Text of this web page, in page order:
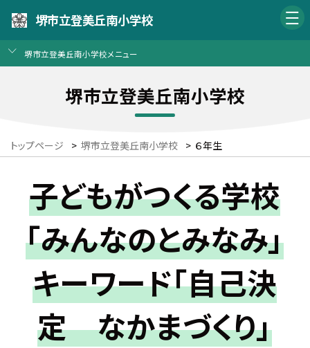
堺市立登美丘南小学校
堺市立登美丘南小学校メニュー
堺市立登美丘南小学校
トップページ > 堺市立登美丘南小学校 > ６年生
子どもがつくる学校
「みんなのとみなみ」
キーワード「自己決
定 なかまづくり」